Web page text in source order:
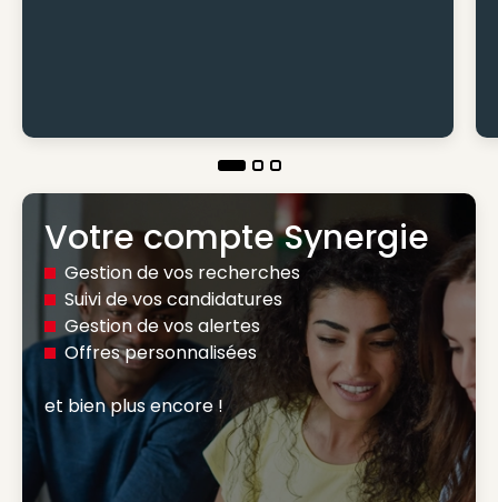
Votre compte Synergie
Gestion de vos recherches
Suivi de vos candidatures
Gestion de vos alertes
Offres personnalisées
et bien plus encore !